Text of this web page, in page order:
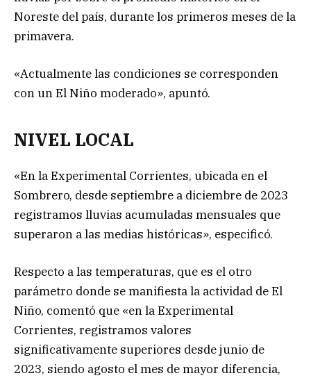
Noreste del país, durante los primeros meses de la
primavera.
«Actualmente las condiciones se corresponden
con un El Niño moderado», apuntó.
NIVEL LOCAL
«En la Experimental Corrientes, ubicada en el
Sombrero, desde septiembre a diciembre de 2023
registramos lluvias acumuladas mensuales que
superaron a las medias históricas», especificó.
Respecto a las temperaturas, que es el otro
parámetro donde se manifiesta la actividad de El
Niño, comentó que «en la Experimental
Corrientes, registramos valores
significativamente superiores desde junio de
2023, siendo agosto el mes de mayor diferencia,